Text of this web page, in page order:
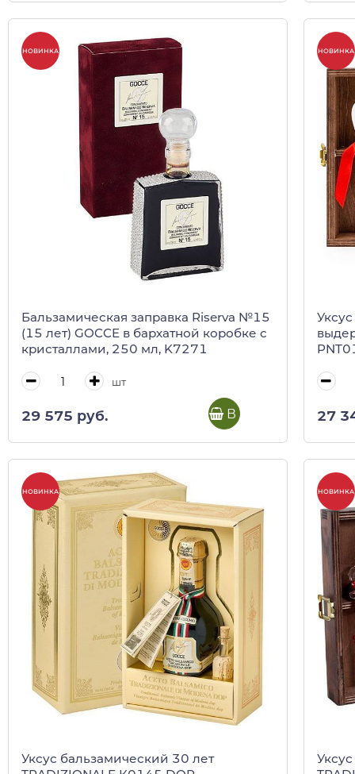
НОВИНКА
Бальзамическая заправка Riserva №15
(15 лет) GOCCE в бархатной коробке с
кристаллами, 250 мл, K7271
шт
29 575 руб. В корзину
НОВИНКА
27
НОВИНКА
Уксус бальзамический 30 лет
НОВИНКА